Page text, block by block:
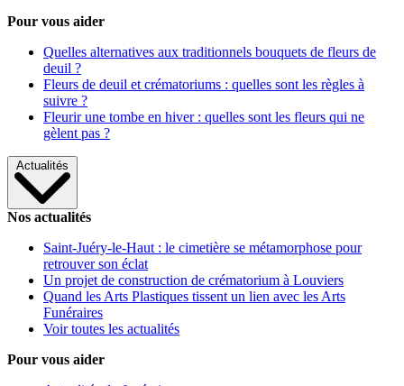
Pour vous aider
Quelles alternatives aux traditionnels bouquets de fleurs de
deuil ?
Fleurs de deuil et crématoriums : quelles sont les règles à
suivre ?
Fleurir une tombe en hiver : quelles sont les fleurs qui ne
gèlent pas ?
Actualités
Nos actualités
Saint-Juéry-le-Haut : le cimetière se métamorphose pour
retrouver son éclat
Un projet de construction de crématorium à Louviers
Quand les Arts Plastiques tissent un lien avec les Arts
Funéraires
Voir toutes les actualités
Pour vous aider